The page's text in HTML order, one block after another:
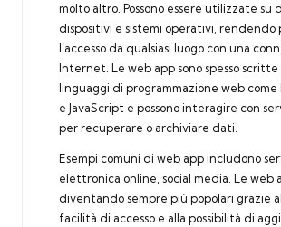
molto altro. Possono essere utilizzate su
dispositivi e sistemi operativi, rendendo
l’accesso da qualsiasi luogo con una
Internet. Le web app sono spesso
linguaggi di programmazione web come
e JavaScript e possono interagire con
per recuperare o archiviare dati.
Esempi comuni di web app includono
elettronica online, social media. Le web
diventando sempre più popolari grazie
facilità di accesso e alla possibilità di